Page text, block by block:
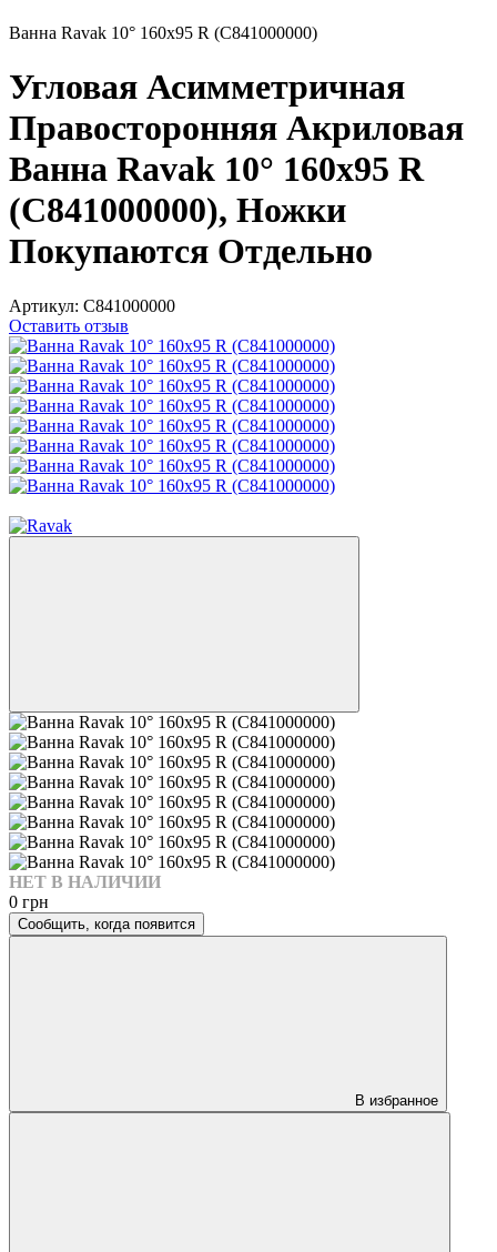
Ванна Ravak 10° 160x95 R (C841000000)
Угловая Асимметричная
Правосторонняя Акриловая
Ванна Ravak 10° 160x95 R
(C841000000), Ножки
Покупаются Отдельно
Артикул: C841000000
Оставить отзыв
НЕТ В НАЛИЧИИ
0 грн
Сообщить, когда появится
В избранное